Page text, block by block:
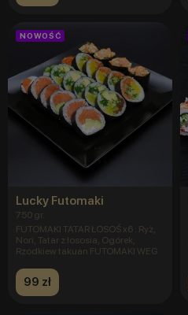
NOWOŚĆ
Lucky Futomaki
750 gr.
FUTOMAKI TATAR ŁOSOŚ x6 : Ryż,
Nori, Tatar z łososia, Ogórek,
Rzodkiew takuan FUTOMAKI WEG
99 zł